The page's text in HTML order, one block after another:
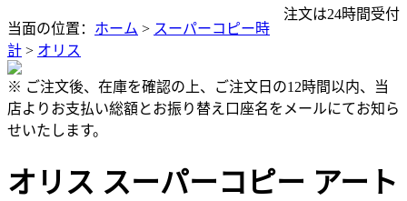
注文は24時間受付
当面の位置： ホーム > スーパーコピー時
計 > オリス
※ ご注文後、在庫を確認の上、ご注文日の12時間以内、当
店よりお支払い総額とお振り替え口座名をメールにてお知ら
せいたします。
オリス スーパーコピー アート